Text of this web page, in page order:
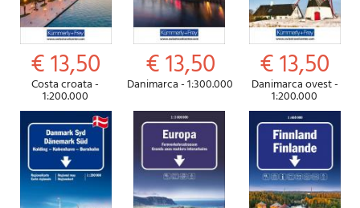
€ 13,50
Costa croata -
1:200.000
€ 13,50
Danimarca - 1:300.000
€ 13,50
Danimarca ovest -
1:200.000